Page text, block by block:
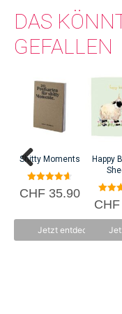
DAS
GEFALLEN
Shitty Moments
4.67
von 5
CHF35.90
Jetzt entdecken
Happy
CHF